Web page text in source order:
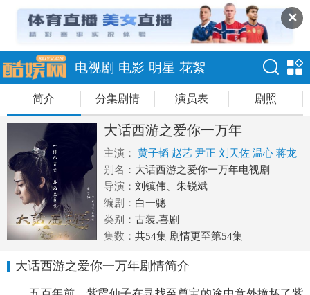
✕
电视剧 电影 明星 花絮
简介 分集剧情 演员表 剧照
大话西游之爱你一万年
主演： 黄子韬 赵艺 尹正 刘天佐 温心 蒋龙
叶浏 王沛然 胡耘豪 杜若溪 黄征 杨钧承
蓓苾
别名： 大话西游之爱你一万年电视剧
导演： 刘镇伟、朱锐斌
编剧： 白一骢
类别： 古装,喜剧
集数： 共54集 剧情更至第54集
大话西游之爱你一万年剧情简介